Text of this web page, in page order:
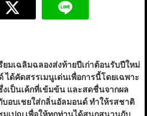
ยมเฉลิมฉลองส่งท้ายปีเก่าต้อนรับปีใหม่
ได้คัดสรรเมนูเด่นเพื่อการนี้โดยเฉพาะ
งเป็นเค้กที่เข้มข้น และสดชื่นจากผล
บอบเชยใส่กลิ่นอัลมอนด์ ทำให้รสชาติ